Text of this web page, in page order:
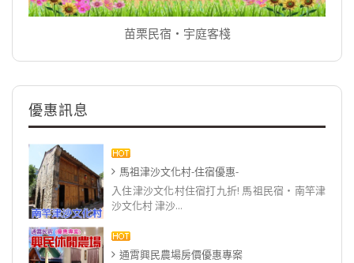
苗栗民宿‧宇庭客棧
優惠訊息
馬祖津沙文化村-住宿優惠-
入住津沙文化村住宿打九折! 馬祖民宿‧南竿津
沙文化村 津沙...
通霄興民農場房價優惠專案